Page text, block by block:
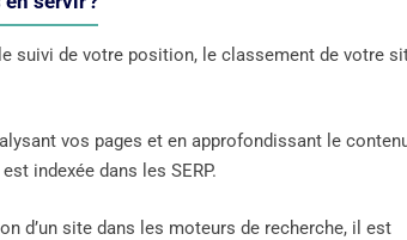
suivi de votre position, le classement de votre
vos pages et en approfondissant le
indexée dans les SERP.
d’un site dans les moteurs de recherche, il est